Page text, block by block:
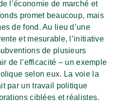
l’économie de marché et
promet beaucoup, mais
de fond. Au lieu d’une
et mesurable, l’initiative
de plusieurs
de l’efficacité – un exemple
selon eux. La voie la
par un travail politique
ciblées et réalistes.